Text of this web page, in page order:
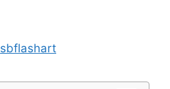
sbflashart